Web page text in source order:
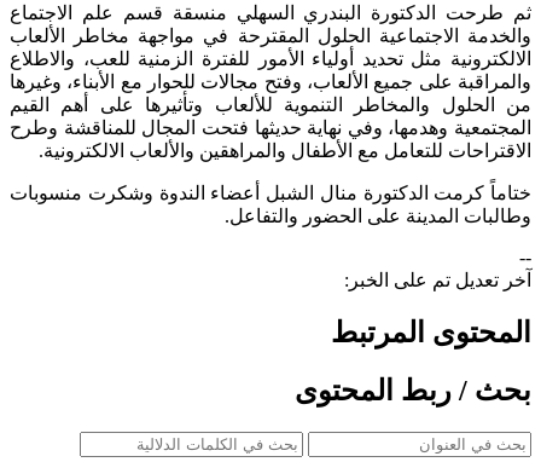
ثم طرحت الدكتورة البندري السهلي منسقة قسم علم الاجتماع
والخدمة الاجتماعية الحلول المقترحة في مواجهة مخاطر الألعاب
الالكترونية مثل تحديد أولياء الأمور للفترة الزمنية للعب، والاطلاع
والمراقبة على جميع الألعاب، وفتح مجالات للحوار مع الأبناء، وغيرها
من الحلول والمخاطر التنموية للألعاب وتأثيرها على أهم القيم
المجتمعية وهدمها، وفي نهاية حديثها فتحت المجال للمناقشة وطرح
الاقتراحات للتعامل مع الأطفال والمراهقين والألعاب الالكترونية.
ختاماً كرمت الدكتورة منال الشبل أعضاء الندوة وشكرت منسوبات
وطالبات المدينة على الحضور والتفاعل.​
--
آخر تعديل تم على الخبر:
المحتوى المرتبط
بحث / ربط المحتوى